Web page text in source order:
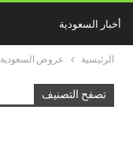
أخبار السعودية
الرئيسية عروض السعودية
تصفح التصنيف